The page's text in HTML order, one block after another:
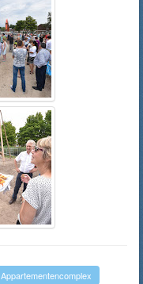
Appartementencomplex